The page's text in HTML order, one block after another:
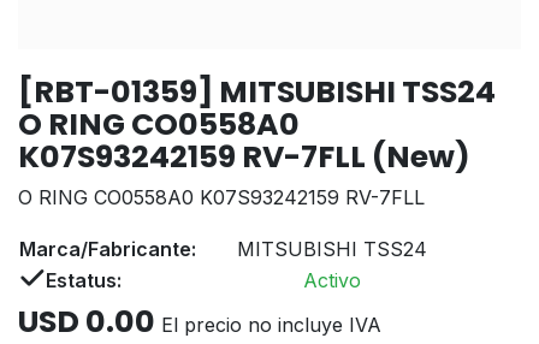
[RBT-01359] MITSUBISHI TSS24
O RING CO0558A0
K07S93242159 RV-7FLL (New)
O RING CO0558A0 K07S93242159 RV-7FLL
Marca/Fabricante:
MITSUBISHI TSS24
Estatus:
Activo
USD 0.00 El precio no incluye IVA